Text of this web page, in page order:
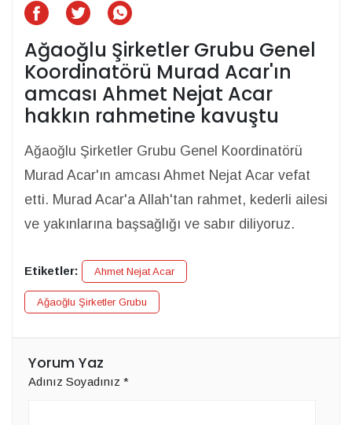
Ağaoğlu Şirketler Grubu Genel
Koordinatörü Murad Acar'ın
amcası Ahmet Nejat Acar
hakkın rahmetine kavuştu
Ağaoğlu Şirketler Grubu Genel Koordinatörü
Murad Acar'ın amcası Ahmet Nejat Acar vefat
etti. Murad Acar'a Allah'tan rahmet, kederli ailesi
ve yakınlarına başsağlığı ve sabır diliyoruz.
Etiketler: Ahmet Nejat Acar
Ağaoğlu Şirketler Grubu
Yorum Yaz
Adınız Soyadınız *